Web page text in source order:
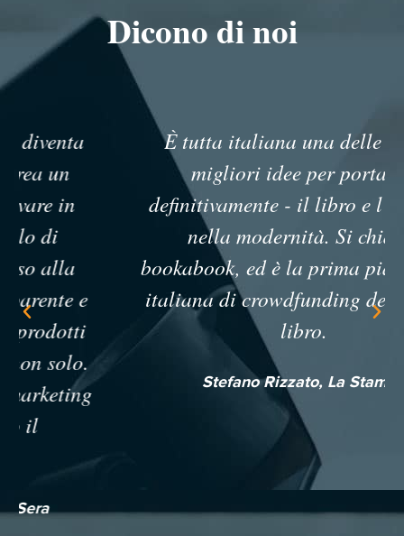
Dicono di noi
È tutta italiana una delle cinque
migliori idee per portare -
definitivamente - il libro e l’editoria
nella modernità. Si chiama
bookabook, ed è la prima piattaforma
italiana di crowdfunding dedicata al
libro.
Stefano Rizzato, La Stampa